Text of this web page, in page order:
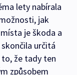
lety nabírala
jak
je škoda a
určitá
že tady ten
způsobem